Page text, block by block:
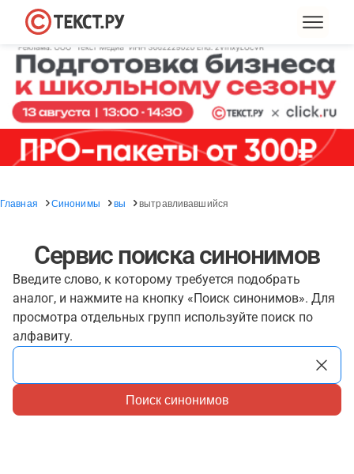
Главная Синонимы вы вытравливавшийся
Сервис поиска синонимов
Введите слово, к которому требуется подобрать
аналог, и нажмите на кнопку «Поиск синонимов». Для
просмотра отдельных групп используйте поиск по
алфавиту.
Поиск синонимов